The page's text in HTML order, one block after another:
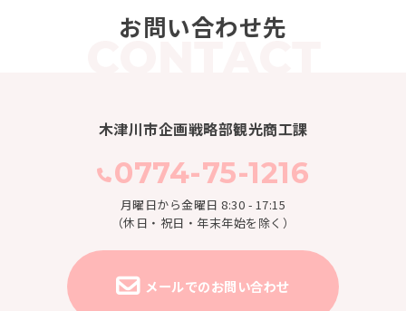
送り：網野駅発15：34（当館15：00発）
お問い合わせ先
木津川市企画戦略部観光商工課
0774-75-1216
月曜日から金曜日 8:30 - 17:15
（休日・祝日・年末年始を除く）
メールでのお問い合わせ